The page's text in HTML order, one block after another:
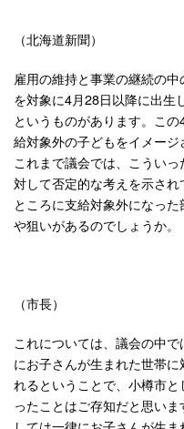
（北海道新聞）
雇用の維持と事業の継続の
を対象に4月28日以降に出生
というものがあります。こ
給対象外の子どもをイメー
これまで議会では、こうい
対して否定的な考えを示さ
ところに支給対象外になっ
や狙いがあるのでしょうか。
（市長）
これについては、議会の中
にお子さんが生まれた世帯
れるということで、小樽市
ったことはご存知だと思い